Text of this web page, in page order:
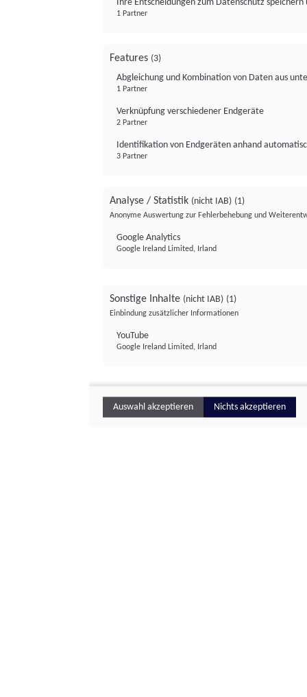
Ihre Entscheidungen zum Datenschutz
1 Partner
Features (3)
Abgleichung und Kombination von Daten aus
1 Partner
Verknüpfung verschiedener Endgeräte
2 Partner
Identifikation von Endgeräten anhand
3 Partner
Analyse / Statistik (nicht IAB) (1)
Anonyme Auswertung zur Fehlerbehebung und
Google Analytics
Google Ireland Limited, Irland
Sonstige Inhalte (nicht IAB) (1)
Einbindung zusätzlicher Informationen
YouTube
Google Ireland Limited, Irland
Auswahl akzeptieren Nichts akzeptieren